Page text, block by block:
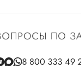
ПО
8 800 333 49